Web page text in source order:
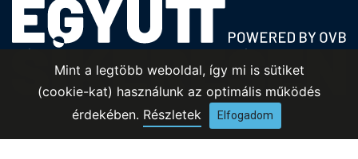
Mint a legtöbb weboldal, így mi is sütiket
(cookie-kat) használunk az optimális működés
érdekében. Részletek Elfogadom